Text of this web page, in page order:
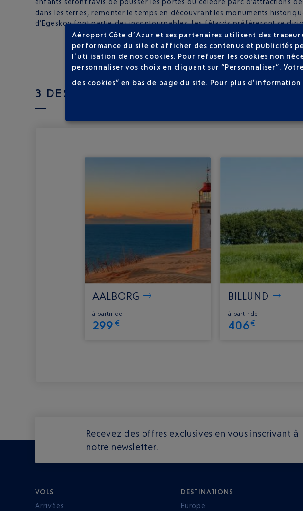
enfants seront ravis de pousser les portes du célèbre parc d’attractions
dans les terres, remonter le temps en découvrant les monuments
d’Egeskov font partie des incontournables. Les fêtards préfèreront se
3 DESTINATION(S) VERS LE DANEMARK AU
AALBORG
à partir de
299 €
BILLUND
à partir de
406€
Recevez des offres exclusives en vous inscrivant à
notre newsletter.
VOLS
Arrivées
DESTINATIONS
Europe
Aéroport Côte d’Azur et ses partenaires utilisent des
performance du site et afficher des contenus et publicités
l’utilisation de nos cookies. Pour refuser les cookies non
personnaliser vos choix en cliquant sur “Personnaliser”.
des cookies” en bas de page du site. Pour plus d’information